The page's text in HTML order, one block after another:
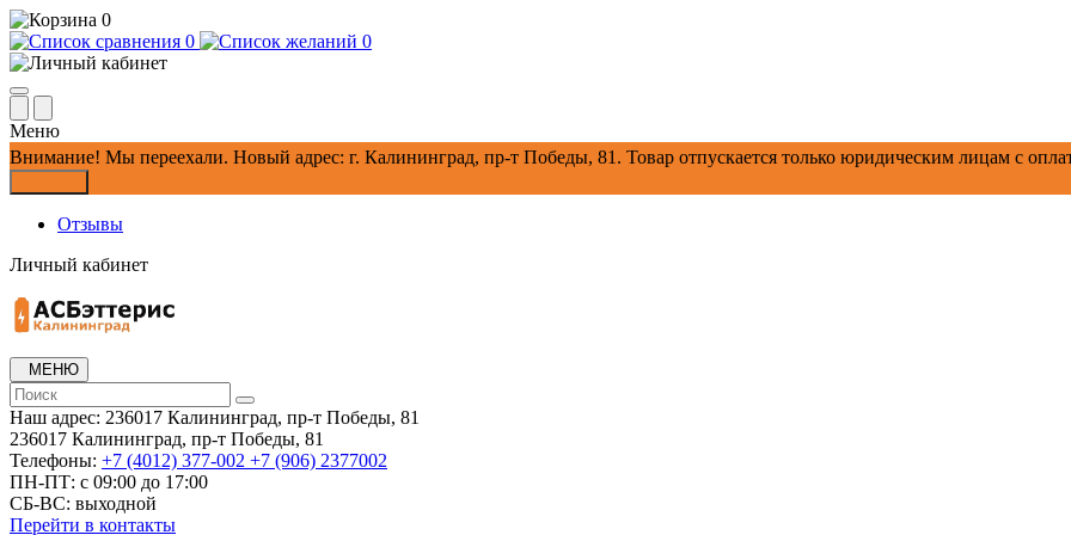
0
0
0
Меню
Внимание! Мы переехали. Новый адрес: г. Калининград, пр-т Победы, 81. Товар отпускается только юридическим лицам с
Отзывы
Личный кабинет
МЕНЮ
Наш адрес: 236017 Калининград,​ пр-т Победы, 81
236017 Калининград,​ пр-т Победы, 81
Телефоны: +7 (4012) 377-002 +7 (906) 2377002
ПН-ПТ: с 09:00 до 17:00
СБ-ВС: выходной
Перейти в контакты